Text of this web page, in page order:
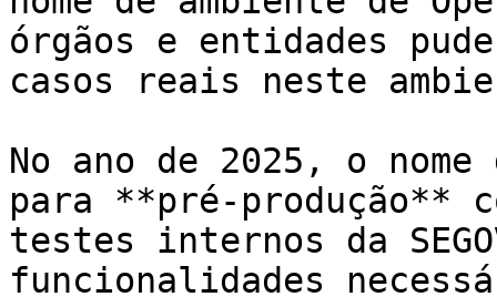
órgãos e entidades
casos reais neste
No ano de 2025, o
para **pré-produção**
testes internos da
funcionalidades